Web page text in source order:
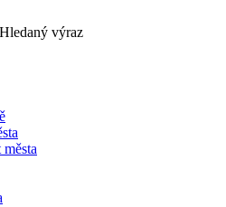
Hledaný výraz
města